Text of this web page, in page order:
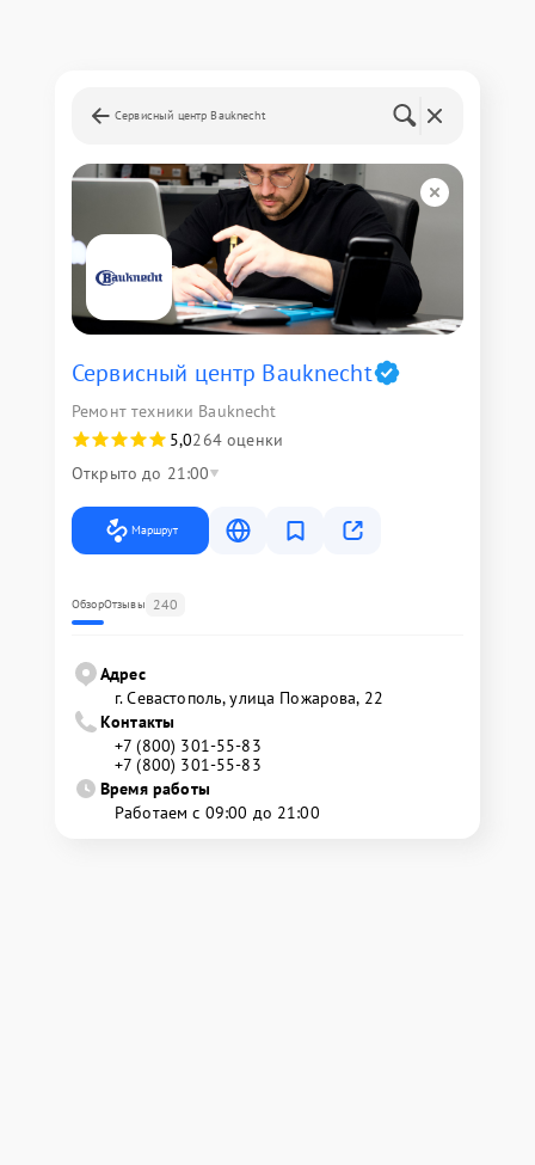
Сервисный центр Bauknecht
Сервисный центр Bauknecht
Ремонт техники Bauknecht
5,0264 оценки
Открыто до 21:00
Маршрут
ОбзорОтзывы 240
Адрес
г. Севастополь, улица Пожарова, 22
Контакты
+7 (800) 301-55-83
+7 (800) 301-55-83
Время работы
Работаем с 09:00 до 21:00